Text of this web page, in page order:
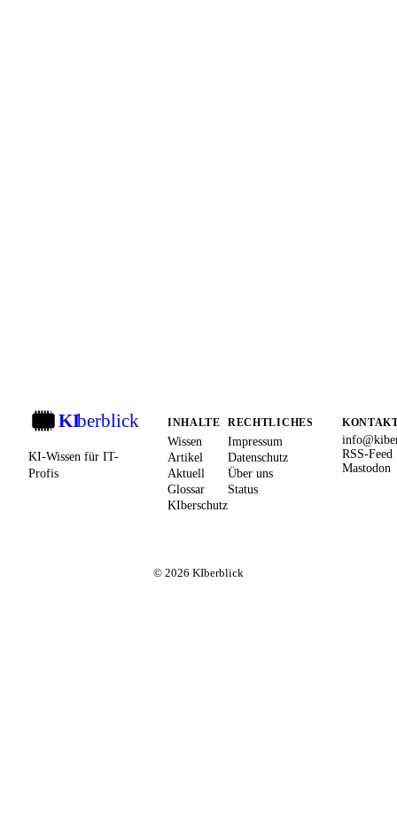
KIberblick
KI-Wissen für IT-
Profis
INHALTE
Wissen
Artikel
Aktuell
Glossar
KIberschutz
RECHTLICHES
Impressum
Datenschutz
Über uns
Status
RSS-Feed
Mastodon
© 2026 KIberblick